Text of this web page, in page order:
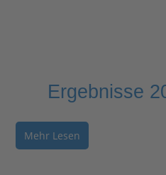
Ergebnisse
Mehr Lesen